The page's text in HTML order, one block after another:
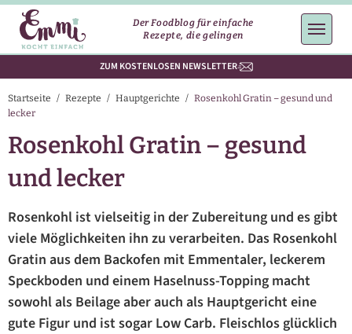
Der Foodblog für einfache
Rezepte, die gelingen
ZUM KOSTENLOSEN NEWSLETTER
Startseite / Rezepte / Hauptgerichte / Rosenkohl Gratin – gesund und
lecker
Rosenkohl Gratin – gesund
und lecker
Rosenkohl ist vielseitig in der Zubereitung und es gibt
viele Möglichkeiten ihn zu verarbeiten. Das Rosenkohl
Gratin aus dem Backofen mit Emmentaler, leckerem
Speckboden und einem Haselnuss-Topping macht
sowohl als Beilage aber auch als Hauptgericht eine
gute Figur und ist sogar Low Carb. Fleischlos glücklich